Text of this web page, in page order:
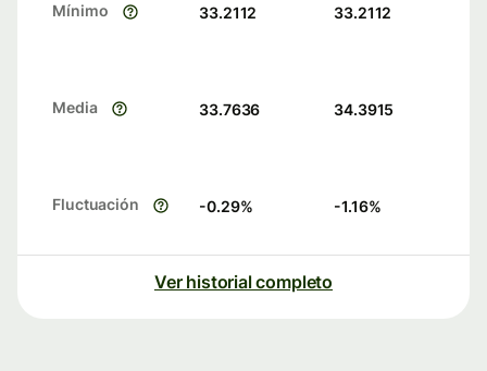
Mínimo 33.2112 33.2112
Media 33.7636 34.3915
Fluctuación -0.29% -1.16%
Ver historial completo